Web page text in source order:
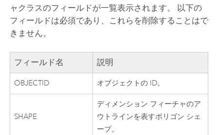
ャクラスのフィールドが一覧表示されます。 以下の
フィールドは必須であり、これらを削除することはで
きません。
フィールド名 説明
OBJECTID オブジェクトの ID。
SHAPE
ディメンション フィーチャのア
ウトラインを表すポリゴン シェ
ープ。